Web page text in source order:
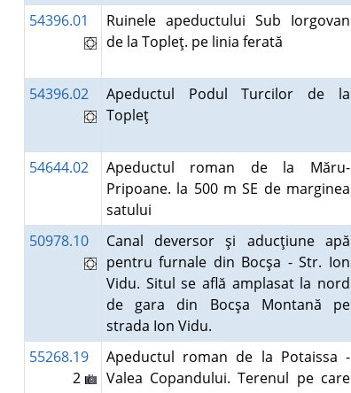
54396.01
Ruinele apeductului Sub Iorgovan
de la Topleţ. pe linia ferată
54396.02
Apeductul Podul Turcilor de la
Topleţ
54644.02
Apeductul roman de la Măru-
Pripoane. la 500 m SE de marginea
satului
50978.10
Canal deversor şi aducţiune apă
pentru furnale din Bocşa - Str. Ion
Vidu. Situl se află amplasat la nord
de gara din Bocşa Montană pe
strada Ion Vidu.
55268.19
2
Apeductul roman de la Potaissa -
Valea Copandului. Terenul pe care